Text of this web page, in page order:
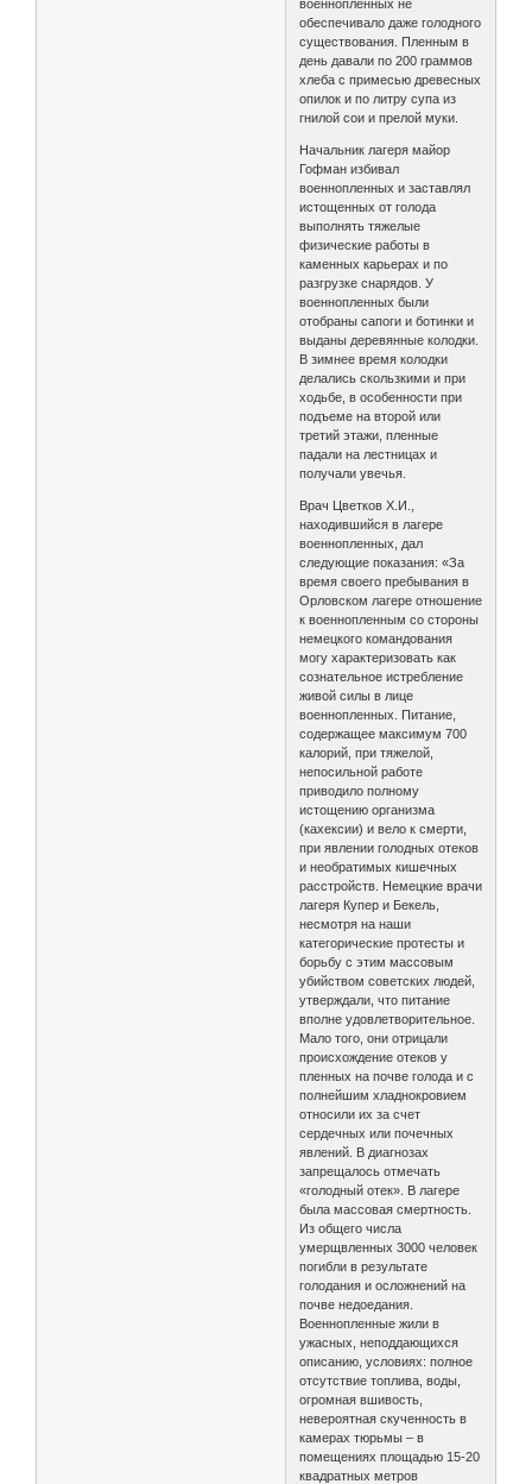
военнопленных не
обеспечивало даже голодного
существования. Пленным в
день давали по 200 граммов
хлеба с примесью древесных
опилок и по литру супа из
гнилой сои и прелой муки.
Начальник лагеря майор
Гофман избивал
военнопленных и заставлял
истощенных от голода
выполнять тяжелые
физические работы в
каменных карьерах и по
разгрузке снарядов. У
военнопленных были
отобраны сапоги и ботинки и
выданы деревянные колодки.
В зимнее время колодки
делались скользкими и при
ходьбе, в особенности при
подъеме на второй или
третий этажи, пленные
падали на лестницах и
получали увечья.
Врач Цветков Х.И.,
находившийся в лагере
военнопленных, дал
следующие показания: «За
время своего пребывания в
Орловском лагере отношение
к военнопленным со стороны
немецкого командования
могу характеризовать как
сознательное истребление
живой силы в лице
военнопленных. Питание,
содержащее максимум 700
калорий, при тяжелой,
непосильной работе
приводило полному
истощению организма
(кахексии) и вело к смерти,
при явлении голодных отеков
и необратимых кишечных
расстройств. Немецкие врачи
лагеря Купер и Бекель,
несмотря на наши
категорические протесты и
борьбу с этим массовым
убийством советских людей,
утверждали, что питание
вполне удовлетворительное.
Мало того, они отрицали
происхождение отеков у
пленных на почве голода и с
полнейшим хладнокровием
относили их за счет
сердечных или почечных
явлений. В диагнозах
запрещалось отмечать
«голодный отек». В лагере
была массовая смертность.
Из общего числа
умерщвленных 3000 человек
погибли в результате
голодания и осложнений на
почве недоедания.
Военнопленные жили в
ужасных, неподдающихся
описанию, условиях: полное
отсутствие топлива, воды,
огромная вшивость,
невероятная скученность в
камерах тюрьмы – в
помещениях площадью 15-20
квадратных метров